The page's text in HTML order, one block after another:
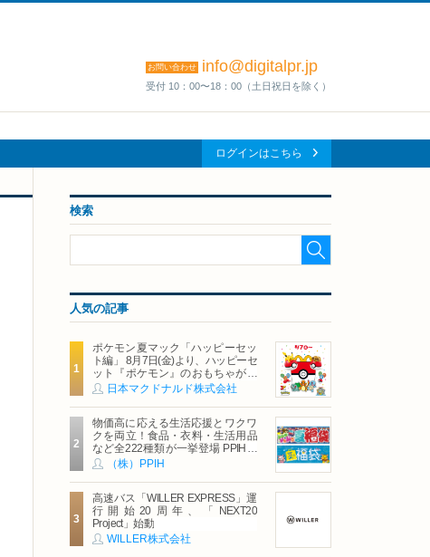
お問い合わせ info@digitalpr.jp
受付 10：00〜18：00（土日祝日を除く）
ログインはこちら
検索
人気の記事
ポケモン夏マック「ハッピーセッ
ト編」 8月7日(金)より、ハッピーセ
ット『ポケモン』のおもちゃが期
間限定登場
日本マクドナルド株式会社
物価高に応える生活応援とワクワ
クを両立！食品・衣料・生活用品
など全222種類が一挙登場 PPIHグ
ループ「夏福袋」＆セール 8月6日
(木)より順次スタート
（株）PPIH
高速バス「WILLER EXPRESS」運
行開始20周年、「NEXT20
Project」始動
WILLER株式会社